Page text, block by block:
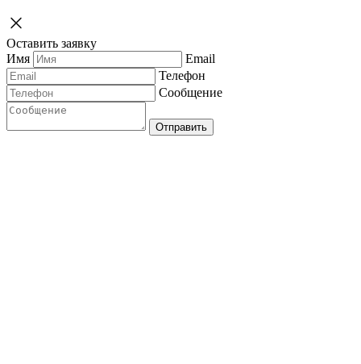
Оставить заявку
Имя
Email
Телефон
Сообщение
Отправить